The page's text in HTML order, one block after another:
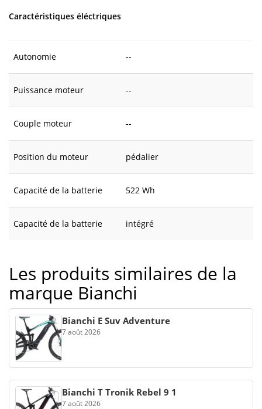
Caractéristiques éléctriques
Autonomie --
Puissance moteur --
Couple moteur --
Position du moteur pédalier
Capacité de la batterie 522 Wh
Capacité de la batterie intégré
Les produits similaires de la
marque Bianchi
Bianchi E Suv Adventure
7 août 2026
Bianchi T Tronik Rebel 9 1
7 août 2026